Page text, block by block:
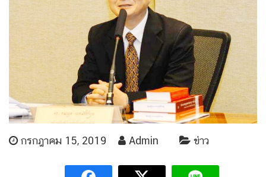
กรกฎาคม 15, 2019 Admin ข่าว